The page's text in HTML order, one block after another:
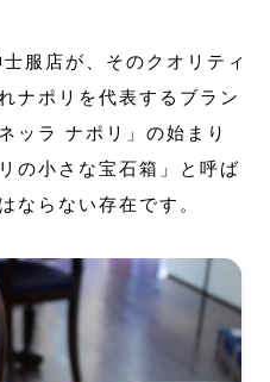
服店が、そのクオリティ
ナポリを代表するブラン
ッラ ナポリ」の始まり
の小さな宝石箱」と呼ば
ならない存在です。